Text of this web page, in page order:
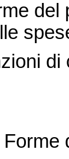
del
di
Forme